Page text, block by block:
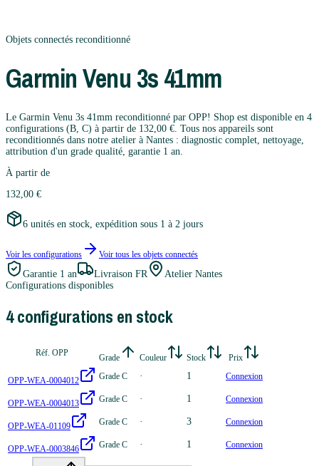
Objets connectés reconditionné
GarminVenu 3s 41mm
Le Garmin Venu 3s 41mm reconditionné par OPP! Shop est disponible en 4
configurations (B, C) à partir de 132,00 €. Tous nos appareils sont
reconditionnés dans notre atelier à Nantes : diagnostic complet, nettoyage,
attribution d'un grade qualité, garantie 1 an.
À partir de
132,00 €
6 unités en stock, expédition sous 1 à 2 jours
Voir les configurations Voir tous les objets connectés
Garantie 1 an Livraison FR
Atelier Nantes
Configurations disponibles
4configurations en stock
Réf. OPP Grade Couleur Stock Prix
OPP-WEA-0004012 Grade C · 1 Connexion
OPP-WEA-0004013 Grade C · 1 Connexion
OPP-WEA-01109 Grade C · 3 Connexion
OPP-WEA-0003846 Grade C · 1 Connexion